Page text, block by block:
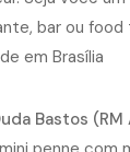
Bastos